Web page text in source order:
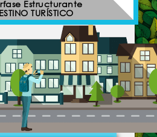
Estructurante
TURÍSTICO